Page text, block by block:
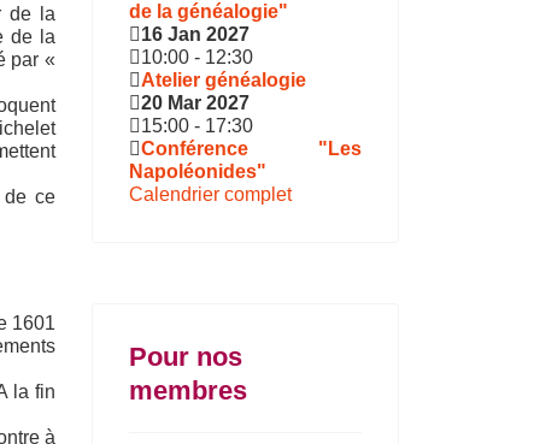
de la
de la
par «
de ce
1601
la fin
à
de la généalogie"
16 Jan 2027
10:00 - 12:30
Atelier généalogie
20 Mar 2027
15:00 - 17:30
Conférence "Les
Napoléonides"
Calendrier complet
Pour nos
membres